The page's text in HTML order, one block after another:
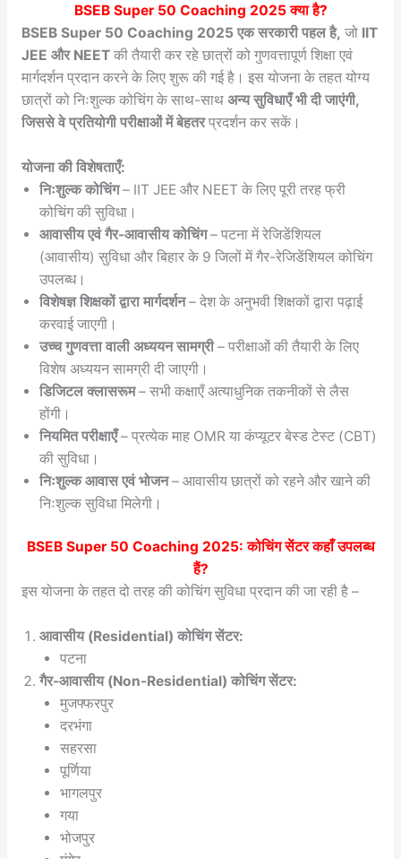
BSEB Super 50 Coaching 2025क्या है?
BSEB Super 50 Coaching 2025 एक सरकारी पहल है, जो IIT
JEE और NEETकी तैयारी कर रहे छात्रों को गुणवत्तापूर्ण शिक्षा एवं
मार्गदर्शन प्रदान करने के लिए शुरू की गई है। इस योजना के तहत योग्य
छात्रों को निःशुल्क कोचिंग के साथ-साथअन्य सुविधाएँ भी दी जाएंगी,
जिससे वे प्रतियोगी परीक्षाओं में बेहतरप्रदर्शन कर सकें।
योजना की विशेषताएँ:
निःशुल्क कोचिंग– IIT JEE और NEET के लिए पूरी तरह फ्री
कोचिंग की सुविधा।
आवासीय एवं गैर-आवासीय कोचिंग– पटना में रेजिडेंशियल
(आवासीय) सुविधा और बिहार के 9 जिलों में गैर-रेजिडेंशियल कोचिंग
उपलब्ध।
विशेषज्ञ शिक्षकों द्वारा मार्गदर्शन– देश के अनुभवी शिक्षकों द्वारा पढ़ाई
करवाई जाएगी।
उच्च गुणवत्ता वाली अध्ययन सामग्री– परीक्षाओं की तैयारी के लिए
विशेष अध्ययन सामग्री दी जाएगी।
डिजिटल क्लासरूम– सभी कक्षाएँ अत्याधुनिक तकनीकों से लैस
होंगी।
नियमित परीक्षाएँ– प्रत्येक माह OMR या कंप्यूटर बेस्ड टेस्ट (CBT)
की सुविधा।
निःशुल्क आवास एवं भोजन– आवासीय छात्रों को रहने और खाने की
निःशुल्क सुविधा मिलेगी।
BSEB Super 50 Coaching 2025: कोचिंग सेंटर कहाँ उपलब्ध
हैं?
इस योजना के तहत दो तरह की कोचिंग सुविधा प्रदान की जा रही है –
आवासीय (Residential) कोचिंग सेंटर:
पटना
गैर-आवासीय (Non-Residential) कोचिंग सेंटर:
मुजफ्फरपुर
दरभंगा
सहरसा
पूर्णिया
भागलपुर
गया
भोजपुर